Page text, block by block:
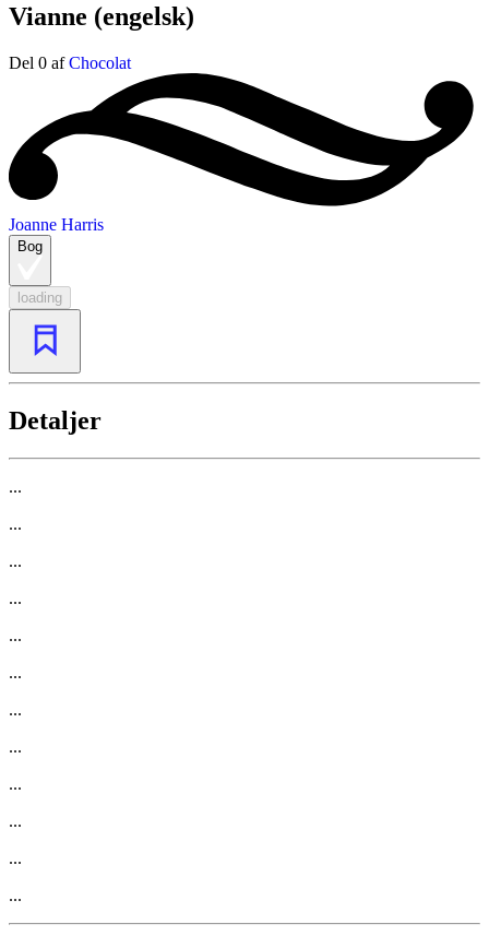
Vianne (engelsk)
Del 0 afChocolat
Joanne Harris
Bog
loading
Detaljer
...
...
...
...
...
...
...
...
...
...
...
...